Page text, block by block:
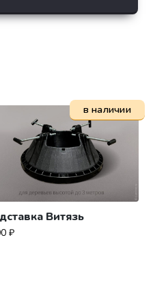
Витязь
₽
в наличии